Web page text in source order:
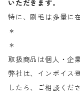
いただきます。
特に、刷毛は多量に
＊
＊
取扱商品は個人・企
弊社は、インボイス
したら、ご相談くだ